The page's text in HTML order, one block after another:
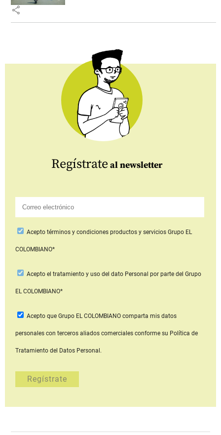
share
Regístrate al newsletter
Aceptotérminos y condiciones productos y serviciosGrupo EL
COLOMBIANO*
Acepto el tratamiento y uso del dato Personal por parte del Grupo
EL COLOMBIANO*
Acepto que Grupo EL COLOMBIANOcomparta mis datos
personales con terceros aliados comerciales conforme su Política de
Tratamiento del Datos Personal.